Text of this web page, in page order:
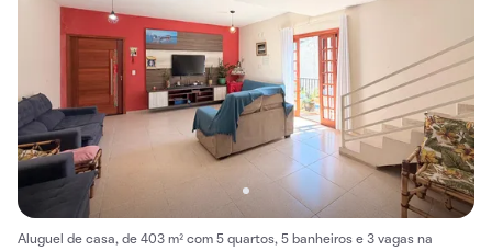
Aluguel de casa, de 403 m² com 5 quartos, 5 banheiros e 3 vagas na